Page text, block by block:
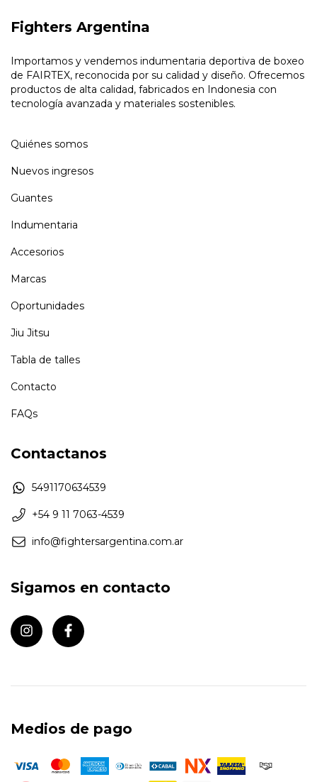
Fighters Argentina
Importamos y vendemos indumentaria deportiva de boxeo
de FAIRTEX, reconocida por su calidad y diseño. Ofrecemos
productos de alta calidad, fabricados en Indonesia con
tecnología avanzada y materiales sostenibles.
Quiénes somos
Nuevos ingresos
Guantes
Indumentaria
Accesorios
Marcas
Oportunidades
Jiu Jitsu
Tabla de talles
Contacto
FAQs
Contactanos
5491170634539
+54 9 11 7063-4539
info@fightersargentina.com.ar
Sigamos en contacto
Medios de pago